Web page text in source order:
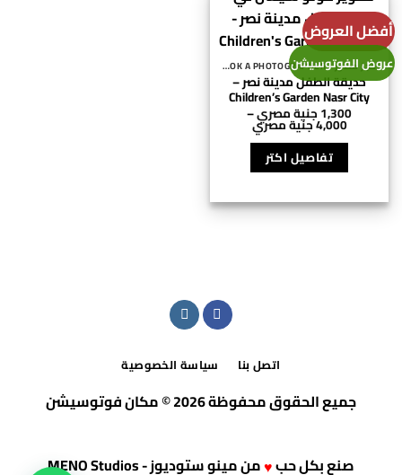
أفضل العروض
عروض الفوتوسيشن احجز مصور - BOOK A PHOTOGRAPHER
حديقة الطفل مدينة نصر –
Children’s Garden Nasr City
1,300جنية مصري– 4,000جنية مصرينطاق
السعر:
من
مصري⁩
تفاصيل اكتر
هناك
من
المختلفة
الخيارات
على
المنتجاتصل بنا سياسة الخصوصية
جميع الحقوق محفوظة 2026 © مكان فوتوسيشن
صنع بكل حب♥منمينو ستوديوز - MENO Studios